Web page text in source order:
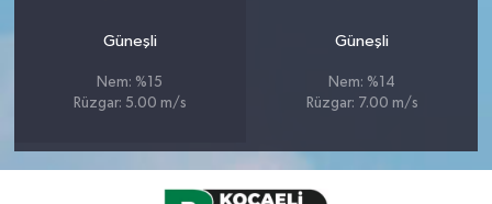
Güneşli
Nem: %15
Rüzgar: 5.00 m/s
Güneşli
Nem: %14
Rüzgar: 7.00 m/s